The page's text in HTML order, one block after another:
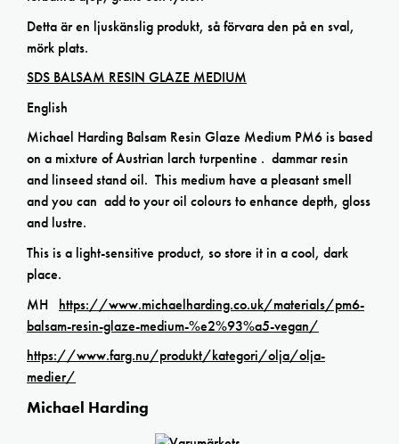
Detta är en ljuskänslig produkt, så förvara den på en sval,
mörk plats.
SDS BALSAM RESIN GLAZE MEDIUM
English
Michael Harding Balsam Resin Glaze Medium PM6 is based
on a mixture of Austrian larch turpentine . dammar resin
and linseed stand oil. This medium have a pleasant smell
and you can add to your oil colours to enhance depth, gloss
and lustre.
This is a light-sensitive product, so store it in a cool, dark
place.
MH https://www.michaelharding.co.uk/materials/pm6-
balsam-resin-glaze-medium-%e2%93%a5-vegan/
https://www.farg.nu/produkt/kategori/olja/olja-
medier/
Michael Harding